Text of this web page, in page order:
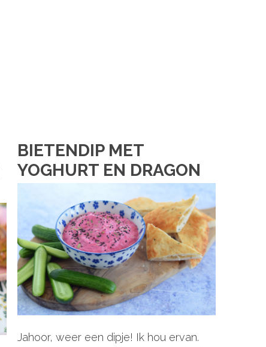
BIETENDIP MET
YOGHURT EN DRAGON
Jahoor, weer een dipje! Ik hou ervan.